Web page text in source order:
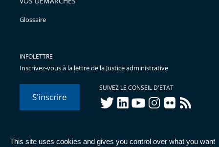
This site uses cookies and gives you control over what you want
Glossaire
INFOLETTRE
Inscrivez-vous à la lettre de la Justice administrative
S'inscrire
SUIVEZ LE CONSEIL D'ETAT
twitterlinkedInyoutubeinstagram
flickr rss